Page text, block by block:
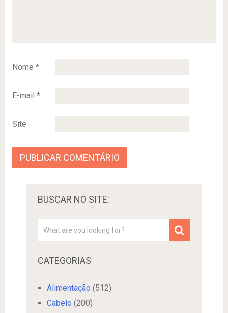
Nome *
E-mail *
Site
BUSCAR NO SITE:
CATEGORIAS
Alimentação (512)
Cabelo (200)